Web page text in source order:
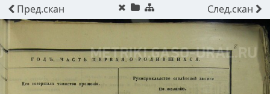
Пред.скан След.скан